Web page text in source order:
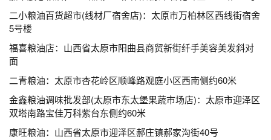
二小粮油百货超市(线材厂宿舍店)：太原市万柏林区西线街宿舍
5号楼
福喜粮油店：山西省太原市阳曲县商贸新街纤手美容美发斜对
面
二青粮油：太原市杏花岭区顺峰路观庭小区西南侧约60米
金鑫粮油调味批发部(太原市东太堡果蔬市场店)：太原市迎泽区
双塔南路宝佳万科紫台东侧约60米
康旺粮油：山西省太原市迎泽区郝庄镇郝家沟街40号